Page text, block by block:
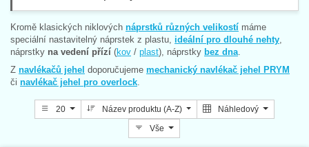
Kromě klasických niklových náprstků různých velikostí máme
speciální nastavitelný náprstek z plastu, ideální pro dlouhé nehty
náprstky na vedení přízí (kov / plast), náprstky bez dna
Z navlékačů jehel doporučujeme mechanický navlékač jehel PRYM
či navlékač jehel pro overlock
20 Název produktu (A-Z)
Náhledový
Vše